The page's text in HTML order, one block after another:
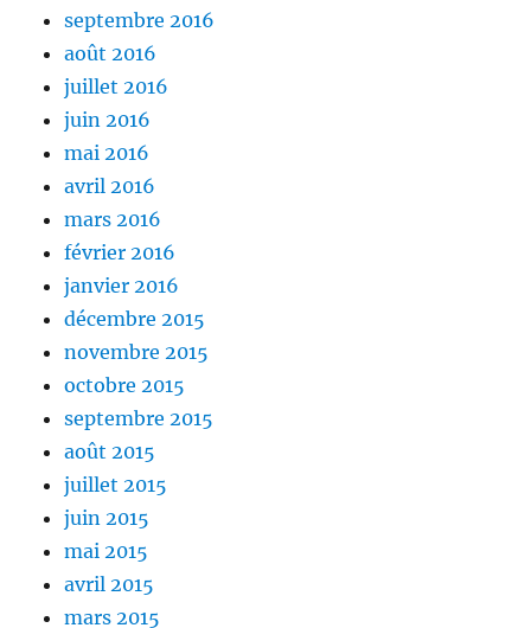
septembre 2016
août 2016
juillet 2016
juin 2016
mai 2016
avril 2016
mars 2016
février 2016
janvier 2016
décembre 2015
novembre 2015
octobre 2015
septembre 2015
août 2015
juillet 2015
juin 2015
mai 2015
avril 2015
mars 2015